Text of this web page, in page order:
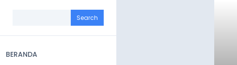
BERANDA